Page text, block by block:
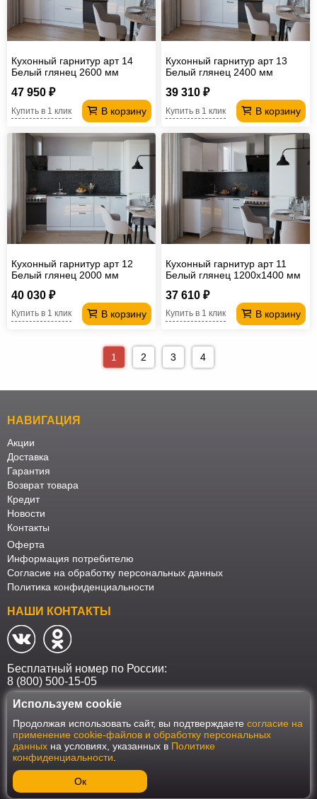
Кухонный гарнитур арт 14
Белый глянец 2600 мм
47 950 ₽
В корзину
Купить в 1 клик
Кухонный гарнитур арт 13
Белый глянец 2400 мм
39 310 ₽
В корзину
Купить в 1 клик
Кухонный гарнитур арт 12
Белый глянец 2000 мм
40 030 ₽
В корзину
Купить в 1 клик
Кухонный гарнитур арт 11
Белый глянец 1200х1400 мм
37 610 ₽
В корзину
Купить в 1 клик
1 2 3 4
НАВИГАЦИЯ
Акции
Доставка
Гарантия
Возврат товара
Кредит
Новости
Контакты
Оферта
Информация потребителю
Согласие на обработку персональных данных
Политика конфиденциальности
НАШИ КОНТАКТЫ
Бесплатный номер по России:
8 (800) 500-15-05
Наш интернет-магазин работает в соответствии с требованиями
Федерального закона от 27 июля 2006 года №152-ФЗ "О персональных
данных". Оформить заказ на сайте Мебеласка возможно только при
наличии согласия на обработку Ваших персональных данных. Для
улучшения работы сайта и его взаимодействия с пользователями мы
используем файлы cookie. Продолжая пользоваться сайтом, вы
соглашаетесь с использованием cookie.
Используем cookie
Продолжая использовать сайт, вы подтверждаете согласие на
применение cookie-файлов и обработку персональных
данных на условиях, указанных в Политике
конфиденциальности
Ок